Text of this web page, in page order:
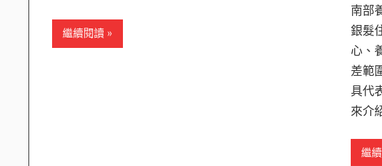
繼續閱讀
南部
銀髮
心、
差範
具代
來介
繼